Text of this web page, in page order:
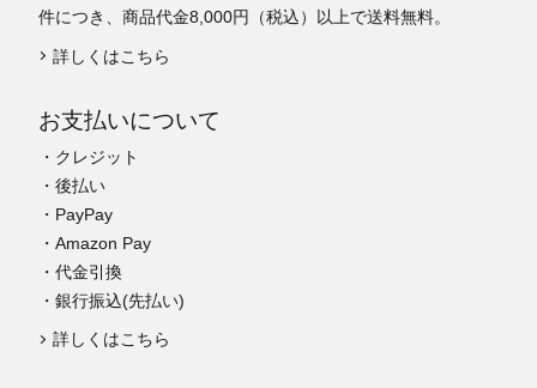
件につき、商品代金8,000円（税込）以上で送料無料。
詳しくはこちら
お支払いについて
・クレジット
・後払い
・PayPay
・Amazon Pay
・代金引換
・銀行振込(先払い)
詳しくはこちら